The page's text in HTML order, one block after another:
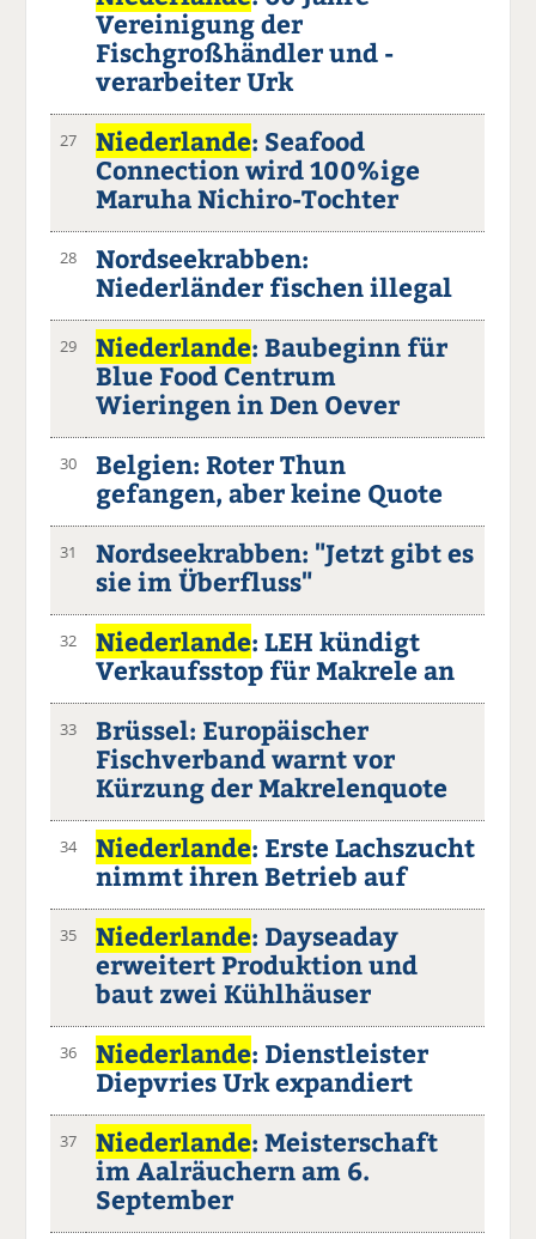
Vereinigung der
Fischgroßhändler und -
verarbeiter Urk
27 Niederlande: Seafood
Connection wird 100%ige
Maruha Nichiro-Tochter
28
Nordseekrabben:
Niederländer fischen illegal
29 Niederlande: Baubeginn für
Blue Food Centrum
Wieringen in Den Oever
30
Belgien: Roter Thun
gefangen, aber keine Quote
31
Nordseekrabben: "Jetzt gibt es
sie im Überfluss"
32 Niederlande: LEH kündigt
Verkaufsstop für Makrele an
33
Brüssel: Europäischer
Fischverband warnt vor
Kürzung der Makrelenquote
34 Niederlande: Erste Lachszucht
nimmt ihren Betrieb auf
35 Niederlande: Dayseaday
erweitert Produktion und
baut zwei Kühlhäuser
36 Niederlande: Dienstleister
Diepvries Urk expandiert
37 Niederlande: Meisterschaft
im Aalräuchern am 6.
September